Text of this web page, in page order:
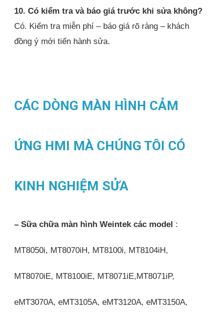
10. Có kiểm tra và báo giá trước khi sửa không?
Có. Kiểm tra miễn phí – báo giá rõ ràng – khách
đồng ý mới tiến hành sửa.
CÁC DÒNG MÀN HÌNH CẢM
ỨNG HMI MÀ CHÚNG TÔI CÓ
KINH NGHIỆM SỬA
– Sữa chữa màn hình Weintek các model :
MT8050i, MT8070iH, MT8100i, MT8104iH,
MT8070iE, MT8100iE, MT8071iE,MT8071iP,
eMT3070A, eMT3105A, eMT3120A, eMT3150A,